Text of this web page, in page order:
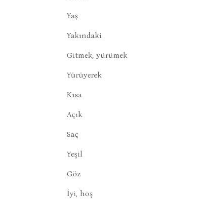
Yaş
Yakındaki
Gitmek, yürümek
Yürüyerek
Kısa
Açık
Saç
Yeşil
Göz
İyi, hoş